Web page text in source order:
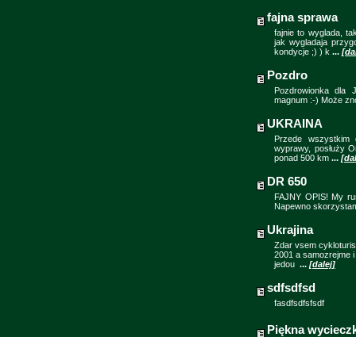
fajna sprawa
fajnie to wyglada,
jak wygladaja
kondycje ;) ) k ...
Pozdro
Pozdrowionka dla
magnum :-) Może
UKRAINA
Przede wszystkim
wyprawy, posłuży
ponad 500 km ...
DR 650
FAJNY OPIS! My
Napewno
Ukrajina
Zdar vsem
2001 a samozrejme
jedou ... [dalej]
sdfsdfsd
fasdfsdfsfsdf
Piękna